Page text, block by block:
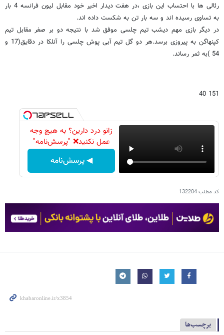
رئالی ها با احتساب این بازی ،در هفت دیدار اخیر خود مقابل لیون فرانسه 4 بار
به تساوی رسیده اند و سه بار تن به شکست داده اند.
در دیگر بازی مهم دیشب تیم چلسی موفق شد با نتیجه دو بر صفر مقابل تیم
کپنهاگن به پیروزی برسد.هر دو گل تیم آبی پوش چلسی را آنلکا در دقایق(17 و
54 )به ثمر رساند.
151 40
زانو درد دارین؟ به هیچ وجه
عمل نکنید❌ "پرسش‌نامه"
◀ پرسش‌نامه
کد مطلب132204
برچسب‌ها